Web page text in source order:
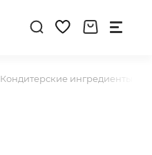
Кондитерские ингредиенты